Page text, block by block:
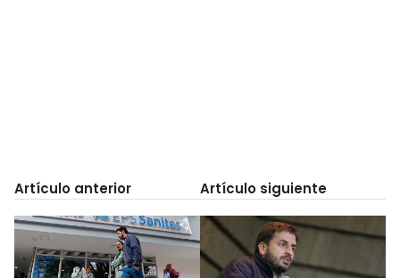
Artículo anterior Artículo siguiente